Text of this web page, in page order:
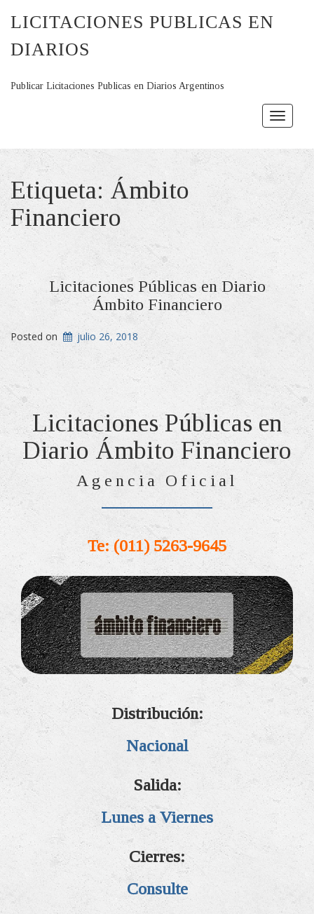
LICITACIONES PUBLICAS EN
DIARIOS
Publicar Licitaciones Publicas en Diarios Argentinos
Toggle
Etiqueta: Ámbito
Financiero
Licitaciones Públicas en Diario
Ámbito Financiero
Posted on julio 26, 2018
Licitaciones Públicas en
Diario Ámbito Financiero
Agencia Oficial
Te: (011) 5263-9645
Distribución:
Nacional
Salida:
Lunes a Viernes
Cierres:
Consulte